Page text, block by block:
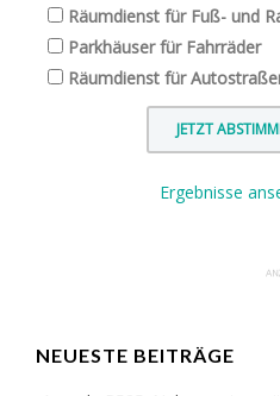
Räumdienst für Fuß- und
Parkhäuser für Fahrräder
Räumdienst für
Ergebnisse
NEUESTE BEITRÄGE